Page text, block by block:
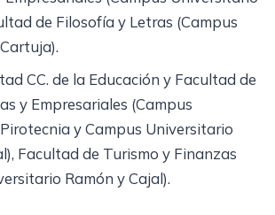
de Filosofía y Letras (Campus
CC. de la Educación y Facultad de
y Empresariales (Campus
y Campus Universitario
Facultad de Turismo y Finanzas
Ramón y Cajal).